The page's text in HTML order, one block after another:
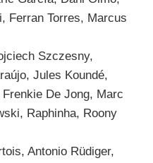
Ferran Torres, Marcus
Szczesny,
Jules Koundé,
De Jong, Marc
Raphinha, Roony
Antonio Rüdiger,